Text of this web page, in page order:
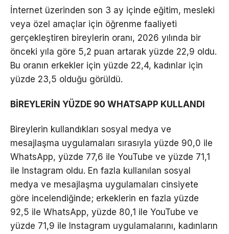
İnternet üzerinden son 3 ay içinde eğitim, mesleki
veya özel amaçlar için öğrenme faaliyeti
gerçekleştiren bireylerin oranı, 2026 yılında bir
önceki yıla göre 5,2 puan artarak yüzde 22,9 oldu.
Bu oranın erkekler için yüzde 22,4, kadınlar için
yüzde 23,5 olduğu görüldü.
BİREYLERİN YÜZDE 90 WHATSAPP KULLANDI
Bireylerin kullandıkları sosyal medya ve
mesajlaşma uygulamaları sırasıyla yüzde 90,0 ile
WhatsApp, yüzde 77,6 ile YouTube ve yüzde 71,1
ile Instagram oldu. En fazla kullanılan sosyal
medya ve mesajlaşma uygulamaları cinsiyete
göre incelendiğinde; erkeklerin en fazla yüzde
92,5 ile WhatsApp, yüzde 80,1 ile YouTube ve
yüzde 71,9 ile Instagram uygulamalarını, kadınların